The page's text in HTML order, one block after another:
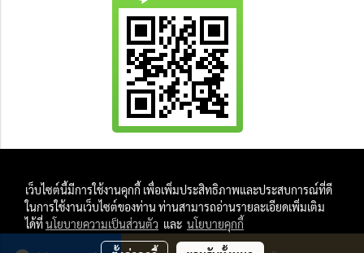
And
All Photo in this website were taken by
9Brandname's Team.
เว็บไซต์นี้มีการใช้งานคุกกี้ เพื่อเพิ่มประสิทธิภาพและประสบการณ์ที่ดี
ในการใช้งานเว็บไซต์ของท่าน ท่านสามารถอ่านรายละเอียดเพิ่มเติม
ได้ที่นโยบายความเป็นส่วนตัว และ นโยบายคุกกี้